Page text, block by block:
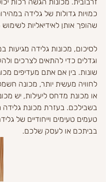
כמויות גדולות של גלידה
שהופך אותן לאידיאליות
לסיכום, מכונות גלידה מגיעות
וגדלים כדי להתאים לצרכים
שונות. בין אם אתם מעדיפים
לחוויה מעשית יותר, מכונה
או מכונת מדחס ליעילות, יש
בשבילכם. בעזרת מכונת גלידה
טעמים טעימים וייחודיים של
בביתכם או לעסק שלכם.